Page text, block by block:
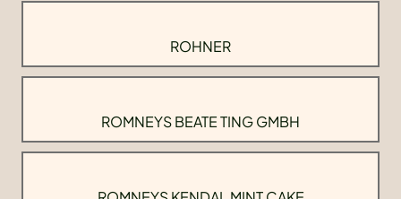
ROHNER
ROMNEYS BEATE TING GMBH